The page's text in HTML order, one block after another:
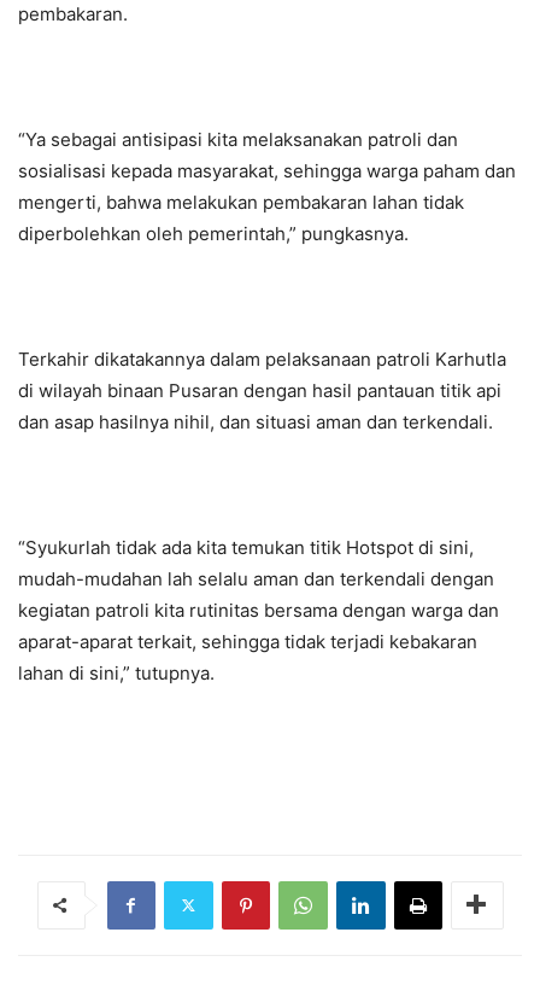
pembakaran.
“Ya sebagai antisipasi kita melaksanakan patroli dan
sosialisasi kepada masyarakat, sehingga warga paham dan
mengerti, bahwa melakukan pembakaran lahan tidak
diperbolehkan oleh pemerintah,” pungkasnya.
Terkahir dikatakannya dalam pelaksanaan patroli Karhutla
di wilayah binaan Pusaran dengan hasil pantauan titik api
dan asap hasilnya nihil, dan situasi aman dan terkendali.
“Syukurlah tidak ada kita temukan titik Hotspot di sini,
mudah-mudahan lah selalu aman dan terkendali dengan
kegiatan patroli kita rutinitas bersama dengan warga dan
aparat-aparat terkait, sehingga tidak terjadi kebakaran
lahan di sini,” tutupnya.